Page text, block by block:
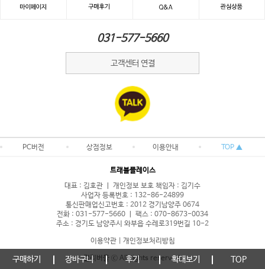
구매하기 장바구니 후기 확대보기 TOP
031-577-5660
고객센터 연결
PC버전 상점정보 이용안내 TOP ▲
트래블플레이스
대표 : 김호관 ㅣ 개인정보 보호 책임자 : 김기수
사업자 등록번호 : 132-86-24899
통신판매업신고번호 : 2012 경기남양주 0674
전화 : 031-577-5660 ㅣ 팩스 : 070-8673-0034
주소 : 경기도 남양주시 와부읍 수레로319번길 10-2
이용약관| 개인정보처리방침
걸리버몰 ⓒ All rights reserved.